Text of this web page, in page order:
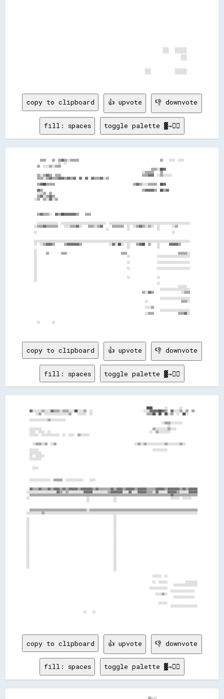
                                          ░░  ░░░░
                                                ░░
                                    ░░        ░░░░
copy to clipboard 👍 upvote 👎 downvote
fill: spaces toggle palette ▓→✊🏽
    ▒▒▒▒    ▒▒  ▒▒▓▓▒▒░░▒▒▒▒▒▒                                                      ▒▒    ░░░░  ░░░░
                ░░  ░░
  ▒▒  ░░░░▒▒░░▒▒▒▒
                                                                              ▒▒▒▒░░██▓▓
                                                                        ░░▒▒▒▒▒▒    ▒▒
  ▒▒░░▒▒▓▓▒▒  ▒▒▒▒                                                      ▒▒▒▒▓▓▓▓  ░░▒▒░░░░░░
  ▒▒▒▒░░▒▒▓▓▒▒▒▒▓▓▓▓▒▒▓▓▒▒▓▓  ▓▓  ▓▓  ▓▓▒▒▒▒▓▓░░▒▒
  ▒▒▓▓██▒▒▒▒▒▒                                                    ▒▒▓▓▒▒░░░░▒▒▒▒▒▒  ██▓▓
  ▓▓▒▒                                                                  ▒▒▓▓▓▓▓▓▒▒  ██▒▒▓▓
  ░░░░▒▒  ▒▒
  ▒▒▓▓░░▒▒▓▓▒▒
░░▒▒  ▒▒░░▓▓░░▒▒
  ▒▒▓▓▒▒▒▒░░  ▓▓▒▒██▓▓▓▓▓▓▓▓▒▒    ▒▒▒▒
  ░░░░░░░░░░░░░░  ░░░░░░░░░░░░░░░░░░░░░░░░░░░░░░  ░░░░░░░░░░░░░░░░░░░░░░░░░░░░░░░░░░░░░░░░░░░░░░░░░░░░░░
░░▒▒▒▒▓▓▒▒▒▒▒▒▒▒    ░░░░▒▒▒▒▓▓░░    ▒▒▒▒░░▒▒▓▓      ▒▒▒▒▒▒▒▒  ░░  ░░▒▒▓▓▒▒░░▒▒░░  ░░        ░░▒▒
                                                ░░            ░░                  ░░
░░                                                                                          ░░
░░░░░░░░░░░░░░░░░░░░░░░░░░░░░░░░░░░░░░░░░░░░░░░░░░░░░░░░░░░░░░░░░░░░░░░░░░░░░░░░░░░░░░░░░░░░░░░░░░░░░░░░
░░  ░░▒▒▓▓▓▓▒▒      ▒▒▓▓▓▓▓▓▓▓▒▒                  ░░▓▓░░██░░  ░░    ▒▒▓▓██  ▒▒    ░░      ▓▓▓▓▓▓▒▒
                                                              ░░                  ░░
░░
░░      ▒▒        ▒▒▒▒                                    ▒▒▒▒                                  ▒▒▒▒▒▒░░
░░                                                            ░░                  ░░░░░░░░░░░░░░░░░░░░░░
░░
░░                                                            ░░                  ░░░░░░░░░░░░░░░░░░░░░░
░░
░░                                                            ░░                  ░░░░░░░░░░░░░░░░░░░░░░
░░
░░
░░                                                            ░░                  ░░
░░
                                                                                  ░░
                                                                                                ░░░░░░
                                                                                    ░░░░░░░░░░░░░░░░░░░░
                                                                        ▒▒░░▓▓▒▒                  ░░▒▒▒▒
                                                                                    ░░░░░░░░░░░░░░░░░░░░
                                                                          ░░                      ▒▒▒▒░░
                                                                          ░░░░▒▒
                                                                                    ░░░░░░░░░░░░░░░░░░░░
                                                                          ░░▒▒▒▒                ▒▒▒▒▓▓░░
  ░░        ░░
copy to clipboard 👍 upvote 👎 downvote
fill: spaces toggle palette ▓→✊🏽
                                                                                ████        ░░        ░░
  ▓▓░░░░░░▒▒░░░░▓▓▒▒▒▒░░▒▒▒▒░░░░██░░░░▒▒  ░░                                  ░░░░▓▓▓▓▓▓██▓▓▒▒  ▓▓░░░░▒▒  ▒▒  ▒▒
      ░░▒▒  ░░░░░░░░░░░░░░░░▒▒    ░░░░░░  ░░                                    ▒▒▒▒██░░██  ██░░▒▒  ░░  ██░░
  ░░░░░░░░░░░░▒▒░░░░░░░░░░
                                                                                          ░░▒▒▒▒░░░░░░░░
                                                                                              ░░
  ░░░░░░░░                                                                          ▒▒░░░░░░░░▒▒░░░░
  ░░░░  ░░░░  ░░                                                                  ░░  ▒▒░░░░░░░░
  ░░░░░░  ░░░░░░░░░░░░  ░░  ░░░░  ▒▒░░░░░░
    ░░▒▒▒▒░░▒▒  ░░▒▒                                                    ░░▒▒░░▒▒░░░░░░░░░░░░▒▒░░░░░░░░▒▒░░
  ░░░░░░                                                                            ░░░░░░░░░░
  ░░░░░░░░
  ░░  ░░░░░░
  ░░░░░░░░
    ░░░░
  ░░░░░░░░░░░░░░  ▒▒▒▒▒▒  ░░░░░░░░░░░░    ░░░░
  ▓▓▒▒▒▒▓▓▒▒▒▒▓▓▒▒▓▓▓▓▒▒▓▓▒▒▓▓▓▓▓▓▒▒▓▓▓▓▓▓▓▓▒▒▓▓▒▒▒▒▒▒▒▒▓▓▒▒▓▓▓▓▒▒▓▓▓▓▓▓▒▒▓▓▓▓▓▓▒▒▒▒▒▒▓▓▓▓▓▓▒▒▓▓▓▓▓▓▓▓▒▒▓▓▒▒▓▓▓▓▓▓
░░░░░░░░░░░░░░░░░░░░▓▓▒▒░░▒▒░░░░░░░░░░▓▓▓▓▓▓░░░░░░░░░░▒▒▓▓▓▓▓▓▓▓░░░░▓▓░░░░▓▓▓▓▓▓▒▒▒▒░░▓▓░░░░░░▓▓▓▓▓▓▒▒░░░░░░▓▓▓▓▓▓
  ▒▒▒▒▒▒▒▒▒▒▒▒▒▒▒▒▒▒▒▒▒▒▒▒▒▒▒▒▒▒▒▒▒▒▒▒▒▒▒▒▒▒▒▒▒▒▒▒▒▒▒▒▒▒▒▒▒▒▒▒▒▒▒▒▒▒▒▒▒▒▒▒▒▒▒▒▒▒▒▒▒▒▒▒▒▒▒▒▒▒▒▒▒▒▓▓▒▒▒▒▒▒▒▒▒▒▒▒▒▒▒▒
░░                                      ░░                ░░                                    ░░░░░░  ░░░░░░
                                        ░░                ░░
  ▒▒▒▒▒▒▒▒▒▒▒▒▒▒▒▒▒▒▒▒▒▒▒▒▒▒▒▒▒▒▒▒▒▒▒▒▒▒░░▒▒▒▒▒▒▒▒▒▒▒▒▒▒▒▒▒▒▒▒▒▒▒▒▒▒▒▒▒▒▒▒▒▒▒▒▒▒▒▒▒▒▒▒▒▒▒▒▒▒▒▒▒▒▒▒▒▒▒▒▒▒▒▒▒▒▒▒▒▒▒▒
░░░░░░░░░░▒▒░░░░░░░░░░░░░░░░░░░░░░░░░░░░░░░░░░░░░░░░░░░░░░░░░░░░░░░░░░░░░░░░░░░░░░░░░░░░░░░░░░░░░░░░░░░░░░░░░░░░░░
                                                          ░░
░░                                                        ░░
░░                                                        ░░
░░                                                        ░░
░░                                                        ░░
░░                                                        ░░
░░                                                        ░░
░░                                                        ░░
░░                                                        ░░
░░                                                        ░░
░░                                                        ░░
░░                                                        ░░
░░                                                        ░░
░░                                                        ░░
░░                                                        ░░
░░                                                        ░░
░░                                                        ░░
░░                                                        ░░
                                                          ░░
                                                                                    ░░░░░░  ░░
                                                                                    ░░  ░░░░░░            ░░░░░░░░
                                                                                                  ░░░░░░░░░░░░░░░░
                                                                                  ░░░░░░░░░░░░
                                                                                                ░░░░░░░░░░░░░░░░
                                                                                      ░░░░▒▒░░
                                                                                                  ░░░░░░░░░░░░░░
                                                                                        ░░░░░░
                                                                                                ░░░░░░░░░░░░░░░░░░
                                      ░░    ░░
copy to clipboard 👍 upvote 👎 downvote
fill: spaces toggle palette ▓→✊🏽
                                                                                ▒▒░░░░